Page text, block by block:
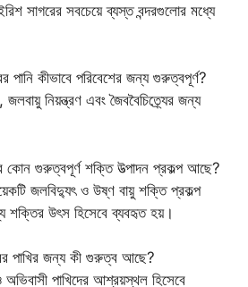
সাগরের সবচেয়ে ব্যস্ত বন্দরগুলোর মধ্যে
পানি কীভাবে পরিবেশের জন্য গুরুত্বপূর্ণ?
নিয়ন্ত্রণ এবং জৈববৈচিত্র্যের জন্য
কোন গুরুত্বপূর্ণ শক্তি উত্পাদন প্রকল্প আছে?
জলবিদ্যুৎ ও উষ্ণ বায়ু শক্তি প্রকল্প
শক্তির উৎস হিসেবে ব্যবহৃত হয়।
পাখির জন্য কী গুরুত্ব আছে?
পাখিদের আশ্রয়স্থল হিসেবে